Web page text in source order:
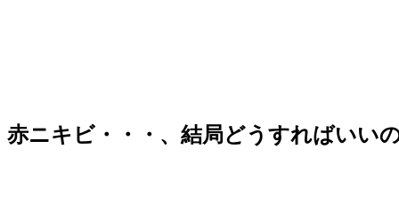
赤ニキビ・・・、結局どうすればいい